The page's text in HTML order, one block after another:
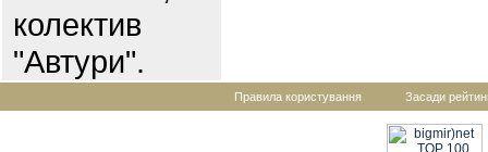
колектив
"Автури".
Правила користування Засади